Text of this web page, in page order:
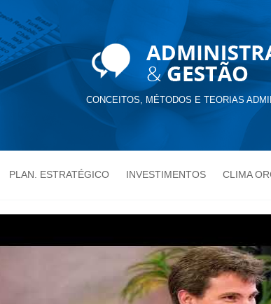
CONCEITOS, MÉTODOS E TEORIAS
PLAN. ESTRATÉGICO INVESTIMENTOS CLIMA